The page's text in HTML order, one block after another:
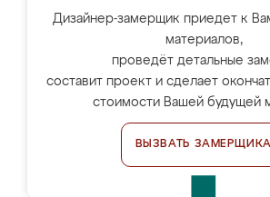
Дизайнер-замерщик приедет к
материалов,
проведёт детальные
составит проект и сделает
стоимости Вашей будущей
ВЫЗВАТЬ ЗАМЕРЩИКА